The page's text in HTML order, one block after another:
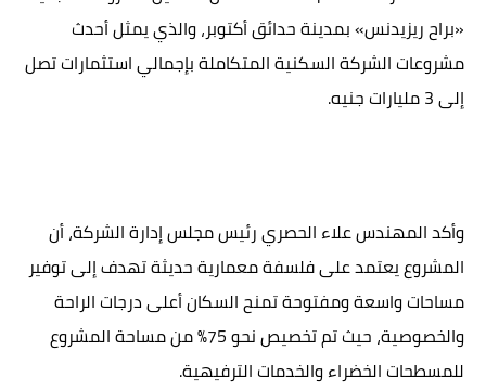
«براح ريزيدنس» بمدينة حدائق أكتوبر، والذي يمثل أحدث
مشروعات الشركة السكنية المتكاملة بإجمالي استثمارات تصل
إلى 3 مليارات جنيه.
وأكد المهندس علاء الحصري رئيس مجلس إدارة الشركة، أن
المشروع يعتمد على فلسفة معمارية حديثة تهدف إلى توفير
مساحات واسعة ومفتوحة تمنح السكان أعلى درجات الراحة
والخصوصية، حيث تم تخصيص نحو 75% من مساحة المشروع
للمسطحات الخضراء والخدمات الترفيهية.